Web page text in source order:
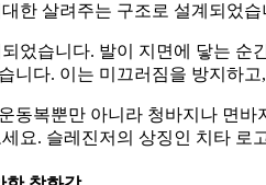
한 살려주는 구조로 설계되었습
었습니다. 발이 지면에 닿는
니다. 이는 미끄러짐을 방지하
동복뿐만 아니라 청바지나 면
요. 슬레진저의 상징인 치타